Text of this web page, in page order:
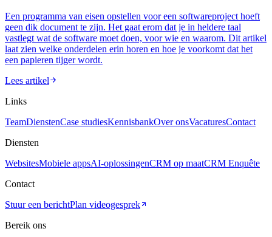
Een programma van eisen opstellen voor een softwareproject hoeft
geen dik document te zijn. Het gaat erom dat je in heldere taal
vastlegt wat de software moet doen, voor wie en waarom. Dit artikel
laat zien welke onderdelen erin horen en hoe je voorkomt dat het
een papieren tijger wordt.
Lees artikel
Links
TeamDienstenCase studiesKennisbankOver onsVacaturesContact
Diensten
WebsitesMobiele appsAI-oplossingenCRM op maatCRM Enquête
Contact
Stuur een berichtPlan videogesprek
Bereik ons